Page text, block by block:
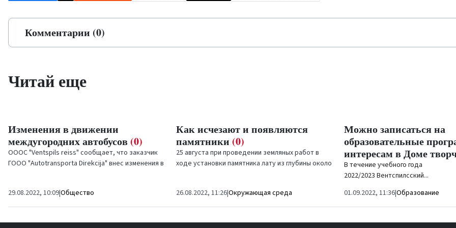
Комментарии (0)
Читай еще
Изменения в движении
междугородних автобусов (0)
ОООС "Ventspils reiss" сообщает, что заказчик
ГООО "Autotransporta Direkcija" внес изменения в
29.08.2022, 10:09|Общество
Как исчезают и появляются
памятники (0)
25 августа при проведении земляных работ в
ходе установки памятника лату из глубины около
26.08.2022, 11:26|Окружающая среда
Можно записаться на
образовательные
интересам в Доме
В течение учебного года
2022/2023 Вентспилсский...
01.09.2022, 11:36|Образование